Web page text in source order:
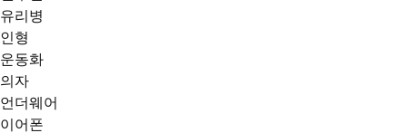
유리병
인형
운동화
의자
언더웨어
이어폰